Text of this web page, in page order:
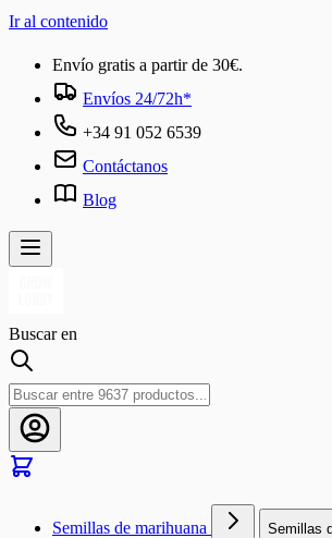
Ir al contenido
Envío gratis a partir de 30€.
Envíos 24/72h*
+34 91 052 6539
Contáctanos
Blog
Buscar en
Semillas de marihuana Semillas